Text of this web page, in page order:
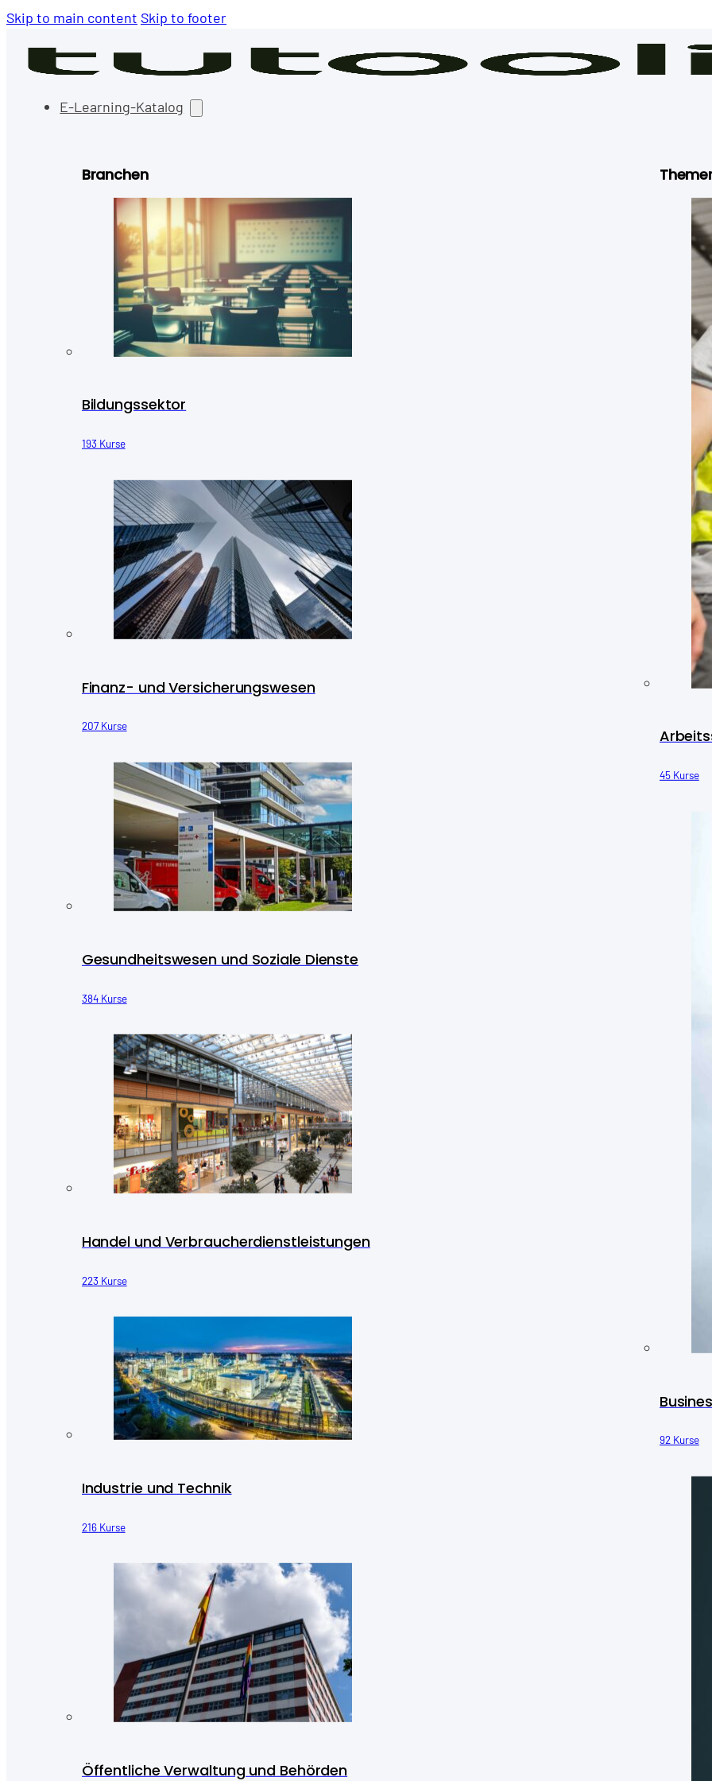
Skip to main content Skip to footer
E-Learning-Katalog
Branchen
Bildungssektor
193 Kurse
Finanz- und Versicherungswesen
207 Kurse
Gesundheitswesen und Soziale Dienste
384 Kurse
Handel und Verbraucherdienstleistungen
223 Kurse
Industrie und Technik
216 Kurse
Öffentliche Verwaltung und Behörden
45 Kurse
92 Kurse